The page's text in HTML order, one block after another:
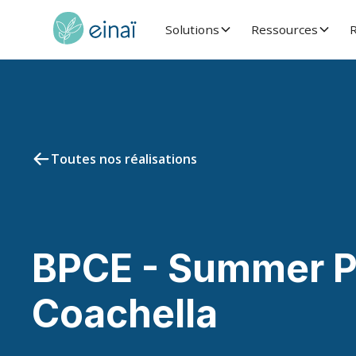
Solutions Ressources
Toutes nos réalisations
BPCE - Summer
Coachella